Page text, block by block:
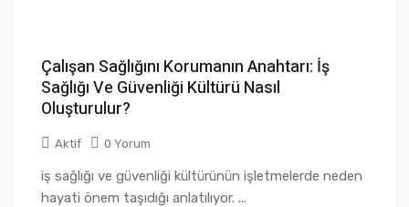
Çalışan Sağlığını Korumanın Anahtarı: İş
Sağlığı Ve Güvenliği Kültürü Nasıl
Oluşturulur?
Aktif 0 Yorum
iş sağlığı ve güvenliği kültürünün işletmelerde neden
hayati önem taşıdığı anlatılıyor. ...